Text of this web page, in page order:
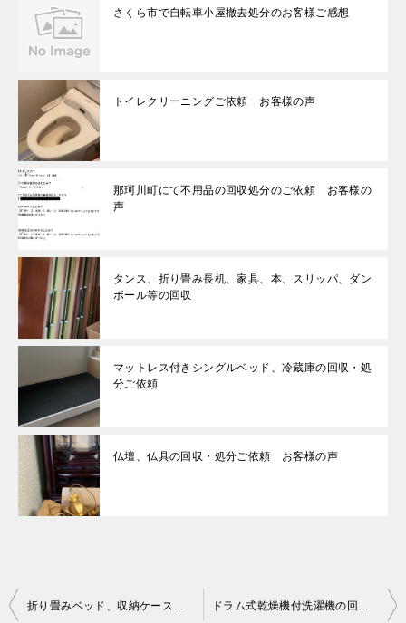
さくら市で自転車小屋撤去処分のお客様ご感想
トイレクリーニングご依頼 お客様の声
那珂川町にて不用品の回収処分のご依頼 お客様の
声
タンス、折り畳み長机、家具、本、スリッパ、ダン
ボール等の回収
マットレス付きシングルベッド、冷蔵庫の回収・処
分ご依頼
仏壇、仏具の回収・処分ご依頼 お客様の声
投
折り畳みベッド、収納ケース、一般ごみの回収・処分ご依頼 ドラム式乾燥機付洗濯機の回収・処分ご依頼 お客様の声